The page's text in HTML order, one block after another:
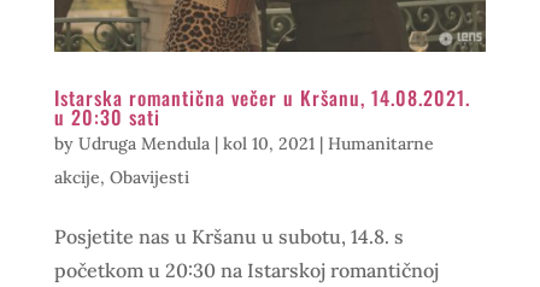
Istarska romantična večer u Kršanu, 14.08.2021.
u 20:30 sati
by Udruga Mendula| kol 10, 2021| Humanitarne
akcije, Obavijesti
Posjetite nas u Kršanu u subotu, 14.8. s
početkom u 20:30 na Istarskoj romantičnoj